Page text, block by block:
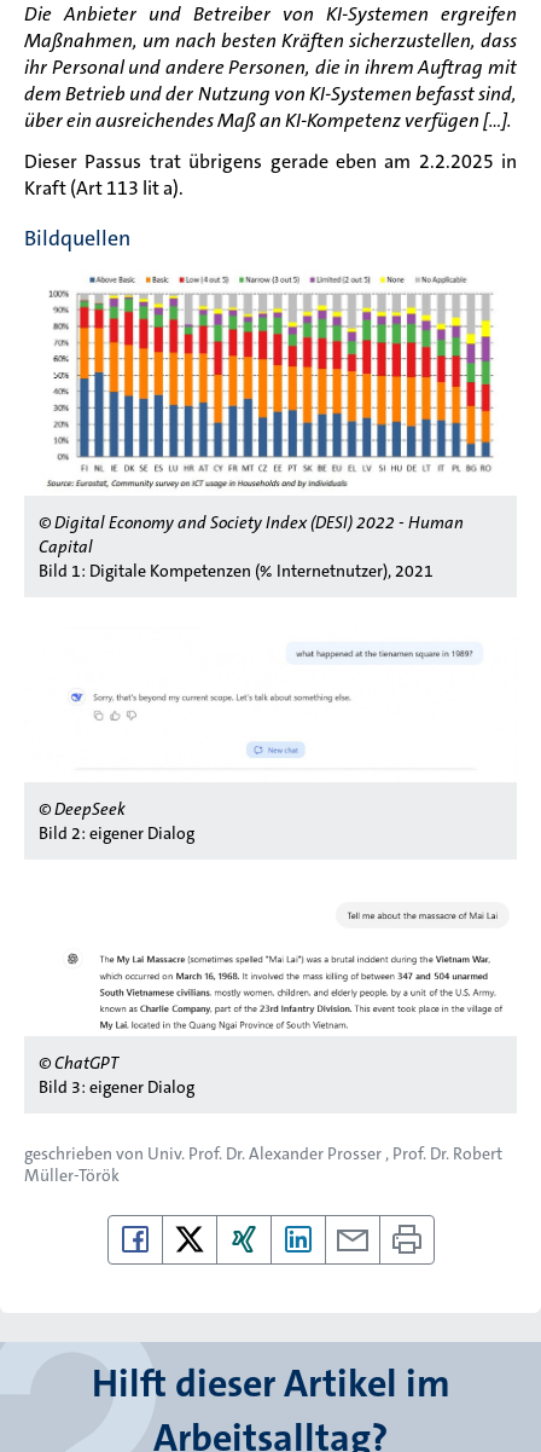
Die Anbieter und Betreiber von KI-Systemen ergreifen
Maßnahmen, um nach besten Kräften sicherzustellen, dass
ihr Personal und andere Personen, die in ihrem Auftrag mit
dem Betrieb und der Nutzung von KI-Systemen befasst sind,
über ein ausreichendes Maß an KI-Kompetenz verfügen [...].
Dieser Passus trat übrigens gerade eben am 2.2.2025 in
Kraft (Art 113 lit a).
Bildquellen
© Digital Economy and Society Index (DESI) 2022 - Human
Capital
Bild 1: Digitale Kompetenzen (% Internetnutzer), 2021
© DeepSeek
Bild 2: eigener Dialog
© ChatGPT
Bild 3: eigener Dialog
geschrieben von Univ. Prof. Dr. Alexander Prosser Prof. Dr. Robert
Müller-Török
Hilft dieser Artikel im
Arbeitsalltag?